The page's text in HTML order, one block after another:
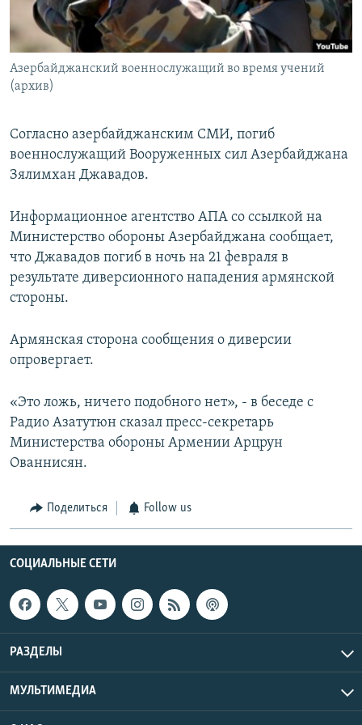
Հայերեն
English
Русский
Все сайты Радио Азатутюн
Азербайджанский военнослужащий во время учений
(архив)
Согласно азербайджанским СМИ, погиб
военнослужащий Вооруженных сил Азербайджана
Зялимхан Джавадов.
Информационное агентство АПА со ссылкой на
Министерство обороны Азербайджана сообщает,
что Джавадов погиб в ночь на 21 февраля в
результате диверсионного нападения армянской
стороны.
Армянская сторона сообщения о диверсии
опровергает.
«Это ложь, ничего подобного нет», - в беседе с
Радио Азатутюн сказал пресс-секретарь
Министерства обороны Армении Арцрун
Ованнисян.
Поделиться Follow us
СОЦИАЛЬНЫЕ СЕТИ
РАЗДЕЛЫ
МУЛЬТИМЕДИА